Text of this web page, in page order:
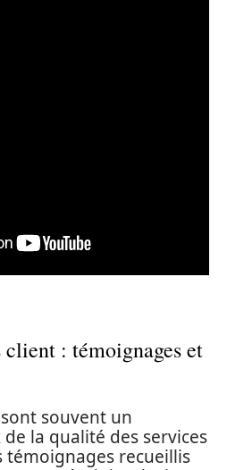
client : témoignages et
souvent un
la qualité des services
témoignages recueillis